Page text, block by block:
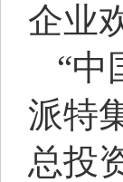
企业
“中
派特
总投